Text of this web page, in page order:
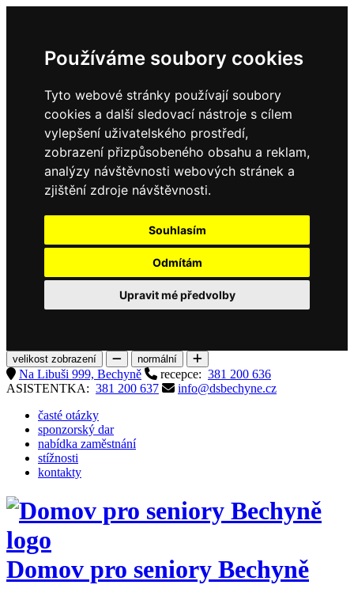
Používáme soubory cookies
Tyto webové stránky používají soubory
cookies a další sledovací nástroje s cílem
vylepšení uživatelského prostředí,
zobrazení přizpůsobeného obsahu a reklam,
analýzy návštěvnosti webových stránek a
zjištění zdroje návštěvnosti.
Souhlasím
Odmítám
Upravit mé předvolby
velikost zobrazení normální
Na Libuši 999, Bechyně recepce: 381 200 636
ASISTENTKA: 381 200 637
info@dsbechyne.cz
časté otázky
sponzorský dar
nabídka zaměstnání
stížnosti
kontakty
Domov pro seniory Bechyně